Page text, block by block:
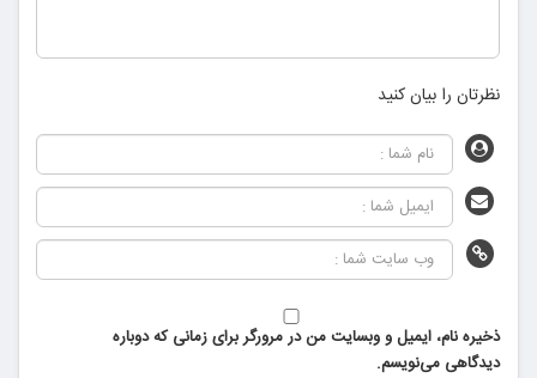
نظرتان را بیان کنید
ذخیره نام، ایمیل و وبسایت من در مرورگر برای زمانی که دوباره
دیدگاهی می‌نویسم.